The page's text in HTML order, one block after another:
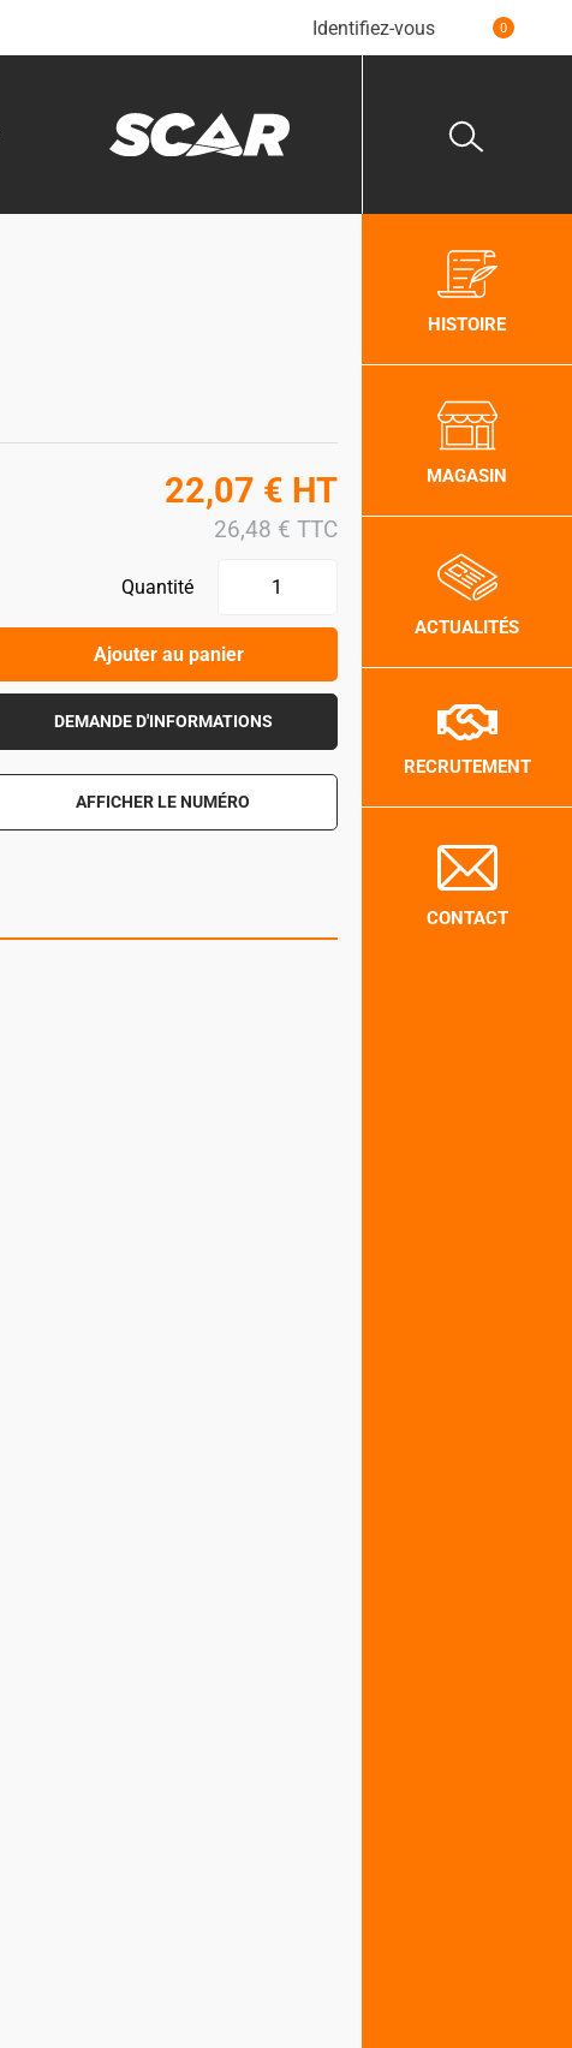
Identifiez-vous 0
22,07 € HT
26,48 € TTC
Quantité
Ajouter au panier
DEMANDE D'INFORMATIONS
AFFICHER LE NUMÉRO
HISTOIRE
MAGASIN
ACTUALITÉS
RECRUTEMENT
CONTACT